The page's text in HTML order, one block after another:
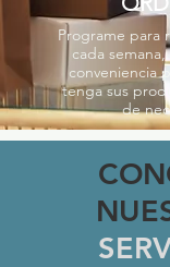
Programe para
cada
conveniencia
tenga sus
de